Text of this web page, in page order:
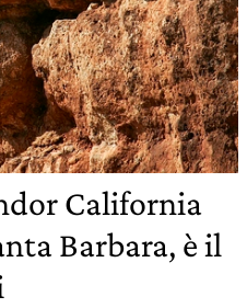
California
Barbara, è il